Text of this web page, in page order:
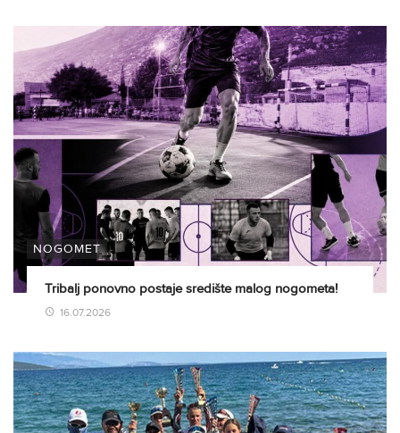
NOGOMET
Tribalj ponovno postaje središte malog nogometa!
16.07.2026